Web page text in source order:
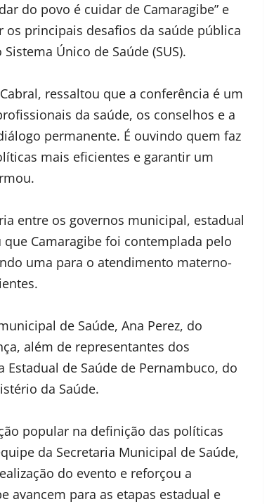
do povo é cuidar de Camaragibe” e
principais desafios da saúde pública
Único de Saúde (SUS).
ressaltou que a conferência é um
da saúde, os conselhos e a
permanente. É ouvindo quem faz
mais eficientes e garantir um
entre os governos municipal, estadual
Camaragibe foi contemplada pelo
uma para o atendimento materno-
de Saúde, Ana Perez, do
além de representantes dos
de Saúde de Pernambuco, do
da Saúde.
popular na definição das políticas
da Secretaria Municipal de Saúde,
do evento e reforçou a
avancem para as etapas estadual e